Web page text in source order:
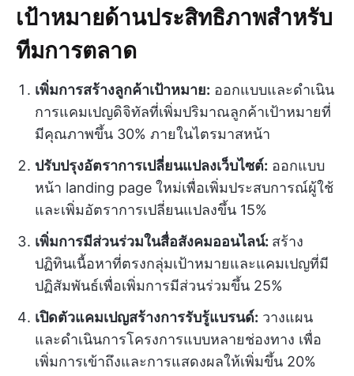
เป้าหมายด้านประสิทธิภาพสำหรับ
ทีมการตลาด
เพิ่มการสร้างลูกค้าเป้าหมาย: ออกแบบและดำเนิน
การแคมเปญดิจิทัลที่เพิ่มปริมาณลูกค้าเป้าหมายที่
มีคุณภาพขึ้น 30% ภายในไตรมาสหน้า
ปรับปรุงอัตราการเปลี่ยนแปลงเว็บไซต์: ออกแบบ
หน้า landing page ใหม่เพื่อเพิ่มประสบการณ์ผู้ใช้
และเพิ่มอัตราการเปลี่ยนแปลงขึ้น 15%
เพิ่มการมีส่วนร่วมในสื่อสังคมออนไลน์: สร้าง
ปฏิทินเนื้อหาที่ตรงกลุ่มเป้าหมายและแคมเปญที่มี
ปฏิสัมพันธ์เพื่อเพิ่มการมีส่วนร่วมขึ้น 25%
เปิดตัวแคมเปญสร้างการรับรู้แบรนด์: วางแผน
และดำเนินการโครงการแบบหลายช่องทาง เพื่อ
เพิ่มการเข้าถึงและการแสดงผลให้เพิ่มขึ้น 20%